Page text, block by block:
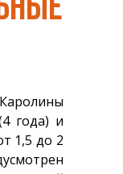
года) и
1,5 до 2